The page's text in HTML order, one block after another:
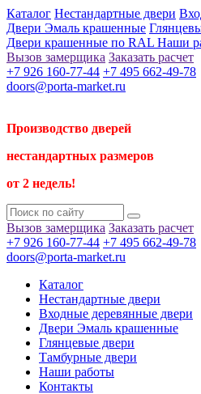
Каталог Нестандартные двери
Двери Эмаль крашенные
Двери крашенные по RAL Наши
Вызов замерщика Заказать расчет
+7 926 160-77-44 +7 495 662-49-78
doors@porta-market.ru
Производство дверей
нестандартных размеров
от 2 недель!
Вызов замерщика Заказать расчет
+7 926 160-77-44 +7 495 662-49-78
doors@porta-market.ru
Каталог
Нестандартные двери
Входные деревянные двери
Двери Эмаль крашенные
Глянцевые двери
Тамбурные двери
Наши работы
Контакты